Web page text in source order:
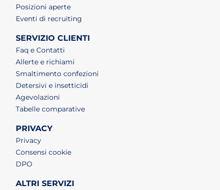
Posizioni aperte(apri in un nuovo tab)
Eventi di recruiting
SERVIZIO CLIENTI
Faq e Contatti
Allerte e richiami
Smaltimento confezioni
Detersivi e insetticidi
Agevolazioni
Tabelle comparative
PRIVACY
Privacy
Consensi cookie
DPO
ALTRI SERVIZI